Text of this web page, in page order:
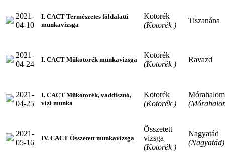
2021-
04-10
I. CACT Természetes földalatti
munkavizsga
Kotorék
(Kotorék )
Tiszanána
2021-
04-24
I. CACT Műkotorék munkavizsga
Kotorék
(Kotorék )
Ravazd
2021-
04-25
I. CACT Műkotorék, vaddisznó,
vízi munka
Kotorék
(Kotorék )
Mórahalom
2021-
05-16
IV. CACT Összetett munkavizsga
Összetett
vizsga
(Kotorék )
Nagyatád
(Nagyatád)